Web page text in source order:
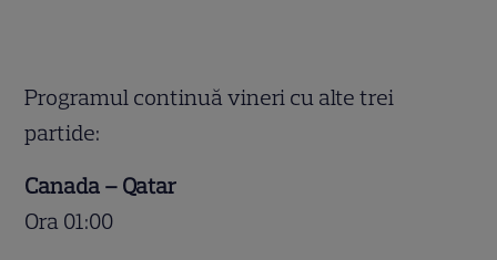
Programul continuă vineri cu alte trei
partide:
Canada – Qatar
Ora 01:00